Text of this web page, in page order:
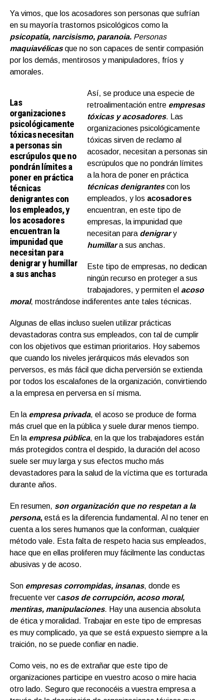
Ya vimos, que los acosadores son personas que sufrían
en su mayoría trastornos psicológicos como la
psicopatía, narcisismo, paranoia. Personas
maquiavélicasque no son capaces de sentir compasión
por los demás, mentirosos y manipuladores, fríos y
amorales.
Las
organizaciones
psicológicamente
tóxicas necesitan
a personas sin
escrúpulos que no
pondrán límites a
poner en práctica
técnicas
denigrantes con
los empleados, y
los acosadores
encuentran la
impunidad que
necesitan para
denigrar y humillar
a sus anchas
Así, se produce una especie de
retroalimentación entre empresas
tóxicas y acosadores. Las
organizaciones psicológicamente
tóxicas sirven de reclamo al
acosador, necesitan a personas sin
escrúpulos que no pondrán límites
a la hora de poner en práctica
técnicas denigrantescon los
empleados, y los acosadores
encuentran, en este tipo de
empresas, la impunidad que
necesitan para denigrary
humillara sus anchas.
Este tipo de empresas, no dedican
ningún recurso en proteger a sus
trabajadores, y permiten el acoso
moral, mostrándose indiferentes ante tales técnicas.
Algunas de ellas incluso suelen utilizar prácticas
devastadoras contra sus empleados, con tal de cumplir
con los objetivos que estiman prioritarios. Hoy sabemos
que cuando los niveles jerárquicos más elevados son
perversos, es más fácil que dicha perversión se extienda
por todos los escalafones de la organización, convirtiendo
a la empresa en perversa en sí misma.
En la empresa privada, el acoso se produce de forma
más cruel que en la pública y suele durar menos tiempo.
En la empresa pública, en la que los trabajadores están
más protegidos contra el despido, la duración del acoso
suele ser muy larga y sus efectos mucho más
devastadores para la salud de la víctima que es torturada
durante años.
En resumen, son organización que no respetan a la
persona, está es la diferencia fundamental. Al no tener en
cuenta a los seres humanos que la conforman, cualquier
método vale. Esta falta de respeto hacia sus empleados,
hace que en ellas proliferen muy fácilmente las conductas
abusivas y de acoso.
Son empresas corrompidas, insanas, donde es
frecuente ver casos de corrupción, acoso moral,
mentiras, manipulaciones. Hay una ausencia absoluta
de ética y moralidad. Trabajar en este tipo de empresas
es muy complicado, ya que se está expuesto siempre a la
traición, no se puede confiar en nadie.
Como veis, no es de extrañar que este tipo de
organizaciones participe en vuestro acoso o mire hacia
otro lado. Seguro que reconocéis a vuestra empresa a